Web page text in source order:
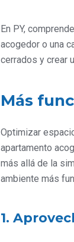
En PY,
acogedor o una
cerrados y crear
Más
Optimizar
apartamento
más allá de la
ambiente más
1.